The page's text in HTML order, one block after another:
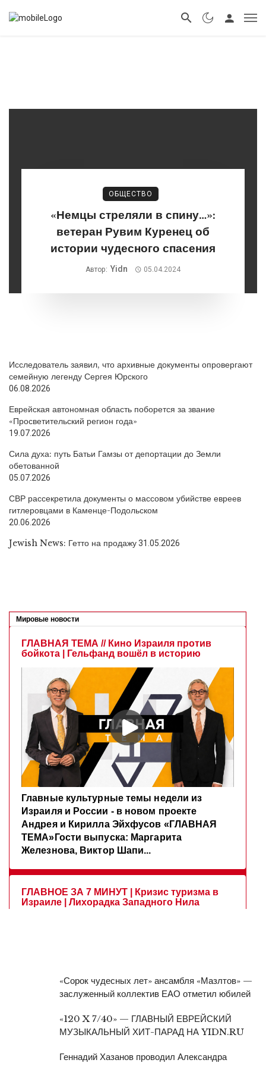
ОБЩЕСТВО
«Немцы стреляли в спину…»:
ветеран Рувим Куренец об
истории чудесного спасения
Автор: Yidn 05.04.2024
Исследователь заявил, что архивные документы опровергают
семейную легенду Сергея Юрского
06.08.2026
Еврейская автономная область поборется за звание
«Просветительский регион года»
19.07.2026
Сила духа: путь Батьи Гамзы от депортации до Земли
обетованной
05.07.2026
СВР рассекретила документы о массовом убийстве евреев
гитлеровцами в Каменце-Подольском
20.06.2026
Jewish News: Гетто на продажу31.05.2026
«Сорок чудесных лет» ансамбля «Мазлтов» —
заслуженный коллектив ЕАО отметил юбилей
«120 X 7/40» — ГЛАВНЫЙ ЕВРЕЙСКИЙ
МУЗЫКАЛЬНЫЙ ХИТ-ПАРАД НА YIDN.RU
Геннадий Хазанов проводил Александра